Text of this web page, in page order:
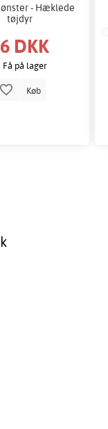
- Hæklede
tøjdyr
DKK
Få på lager
Køb